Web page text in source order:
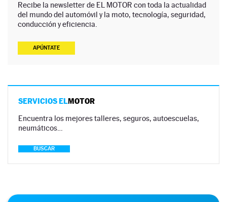
Recibe la newsletter de EL MOTOR con toda la actualidad
del mundo del automóvil y la moto, tecnología, seguridad,
conducción y eficiencia.
APÚNTATE
SERVICIOS ELMOTOR
Encuentra los mejores talleres, seguros, autoescuelas,
neumáticos…
BUSCAR